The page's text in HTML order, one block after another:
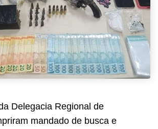
Delegacia Regional de
mandado de busca e